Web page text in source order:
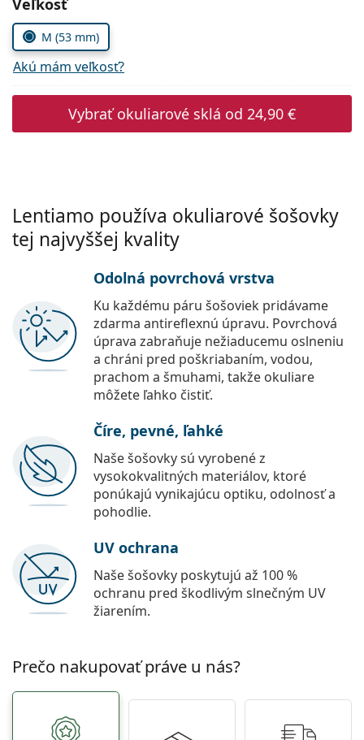
Persol
Prada
Všetky značky
Zvoľte parametre
M (53 mm)
Akú mám veľkosť?
Vybrať okuliarové sklá od 24,90 €
Lentiamo používa okuliarové šošovky
tej najvyššej kvality
Odolná povrchová vrstva
Ku každému páru šošoviek pridávame
zdarma antireflexnú úpravu. Povrchová
úprava zabraňuje nežiaducemu oslneniu
a chráni pred poškriabaním, vodou,
prachom a šmuhami, takže okuliare
môžete ľahko čistiť.
Číre, pevné, ľahké
Naše šošovky sú vyrobené z
vysokokvalitných materiálov, ktoré
ponúkajú vynikajúcu optiku, odolnosť a
pohodlie.
UV ochrana
Naše šošovky poskytujú až 100 %
ochranu pred škodlivým slnečným UV
žiarením.
Prečo nakupovať práve u nás?